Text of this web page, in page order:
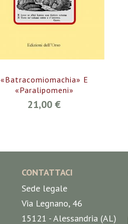
«Batracomiomachia» E
«Paralipomeni»
21,00 €
CONTATTACI
Sede legale
Via Legnano, 46
15121 - Alessandria (AL)